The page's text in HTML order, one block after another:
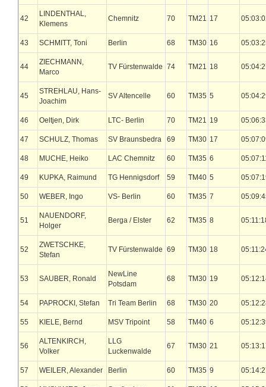
42
LINDENTHAL,
Klemens
Chemnitz 70 TM21 17
43 SCHMITT, Toni Berlin 68 TM30 16
44
ZIECHMANN,
Marco
TV Fürstenwalde 74 TM21 18
45
STREHLAU, Hans-
Joachim
SV Altencelle 60 TM35 5
46 Oeltjen, Dirk LTC- Berlin 70 TM21 19
47 SCHULZ, Thomas SV Braunsbedra 69 TM30 17
48 MUCHE, Heiko LAC Chemnitz 60 TM35 6
49 KUPKA, Raimund TG Hennigsdorf 59 TM40 5
50 WEBER, Ingo VS- Berlin 60 TM35 7
51
NAUENDORF,
Holger
Berga / Elster 62 TM35 8
52
ZWETSCHKE,
Stefan
TV Fürstenwalde 69 TM30 18
53 SAUBER, Ronald
NewLine
Potsdam
68 TM30 19
54 PAPROCKI, Stefan Tri Team Berlin 68 TM30 20
55 KIELE, Bernd MSV Tripoint 58 TM40 6
56
ALTENKIRCH,
Volker
LLG
Luckenwalde
67 TM30 21
57 WEILER, Alexander Berlin 60 TM35 9